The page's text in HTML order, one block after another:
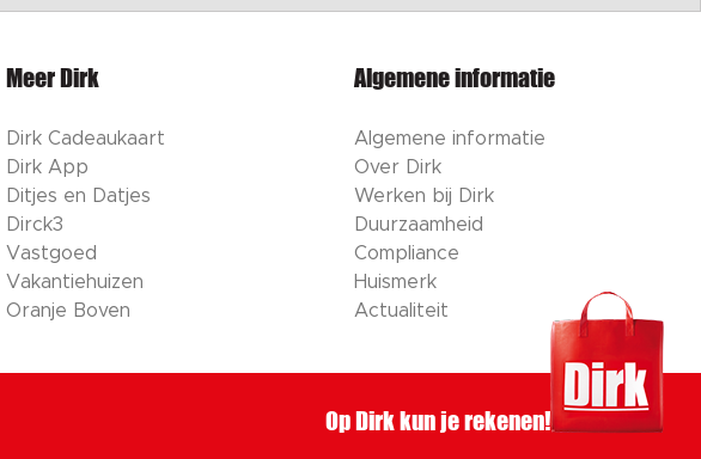
Meer Dirk
Dirk Cadeaukaart
Dirk App
Ditjes en Datjes
Dirck3
Vastgoed
Vakantiehuizen
Oranje Boven
Algemene informatie
Algemene informatie
Over Dirk
Werken bij Dirk
Duurzaamheid
Compliance
Huismerk
Actualiteit
Op Dirk kun je rekenen!